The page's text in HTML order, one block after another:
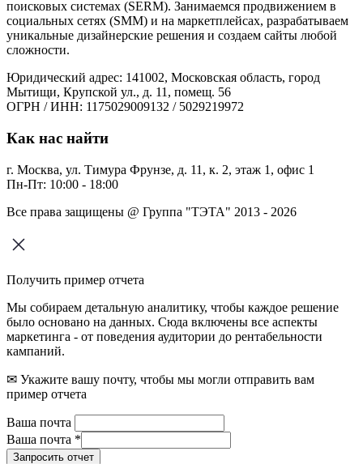
поисковых системах (SERM). Занимаемся продвижением в
социальных сетях (SMM) и на маркетплейсах, разрабатываем
уникальные дизайнерские решения и создаем сайты любой
сложности.
Юридический адрес: 141002, Московская область, город
Мытищи, Крупской ул., д. 11, помещ. 56
ОГРН / ИНН: 1175029009132 / 5029219972
Как нас найти
г. Москва, ул. Тимура Фрунзе, д. 11, к. 2, этаж 1, офис 1
Пн-Пт: 10:00 - 18:00
Все права защищены @ Группа "ТЭТА" 2013 - 2026
Получить пример отчета
Мы собираем детальную аналитику, чтобы каждое решение
было основано на данных. Сюда включены все аспекты
маркетинга - от поведения аудитории до рентабельности
кампаний.
✉ Укажите вашу почту, чтобы мы могли отправить вам
пример отчета
Ваша почта
Ваша почта *
Запросить отчет